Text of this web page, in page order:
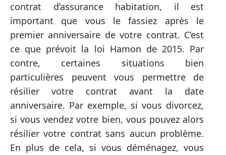
contrat d’assurance habitation, il est
important que vous le fassiez après le
premier anniversaire de votre contrat. C’est
ce que prévoit la loi Hamon de 2015. Par
contre, certaines situations bien
particulières peuvent vous permettre de
résilier votre contrat avant la date
anniversaire. Par exemple, si vous divorcez,
si vous vendez votre bien, vous pouvez alors
résilier votre contrat sans aucun problème.
En plus de cela, si vous déménagez, vous